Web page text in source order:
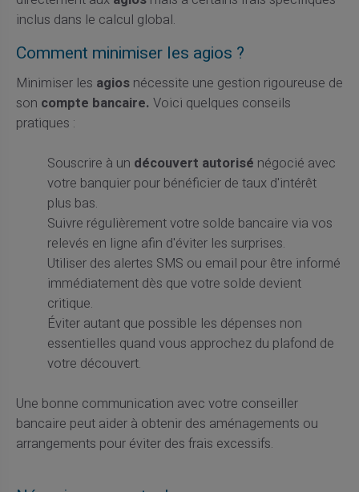
inclus dans le calcul global.
Comment minimiser les agios ?
Minimiser les agiosnécessite une gestion rigoureuse de
son compte bancaire. Voici quelques conseils
pratiques :
Souscrire à un découvert autorisé négocié avec
votre banquier pour bénéficier de taux d'intérêt
plus bas.
Suivre régulièrement votre solde bancaire via vos
relevés en ligne afin d'éviter les surprises.
Utiliser des alertes SMS ou email pour être informé
immédiatement dès que votre solde devient
critique.
Éviter autant que possible les dépenses non
essentielles quand vous approchez du plafond de
votre découvert.
Une bonne communication avec votre conseiller
bancaire peut aider à obtenir des aménagements ou
arrangements pour éviter des frais excessifs.